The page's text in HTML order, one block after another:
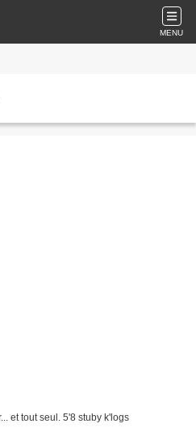
MENU
et tout seul. 5'8 stuby k'logs